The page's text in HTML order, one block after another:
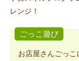
レンジ！
ごっこ遊び
お店屋さんごっこ